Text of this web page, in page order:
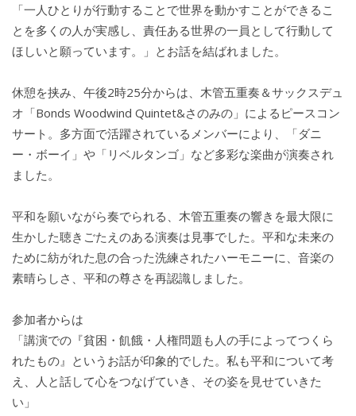
「一人ひとりが行動することで世界を動かすことができるこ
とを多くの人が実感し、責任ある世界の一員として行動して
ほしいと願っています。」とお話を結ばれました。
休憩を挟み、午後2時25分からは、木管五重奏＆サックスデュ
オ「Bonds Woodwind Quintet&さのみの」によるピースコン
サート。多方面で活躍されているメンバーにより、「ダニ
ー・ボーイ」や「リベルタンゴ」など多彩な楽曲が演奏され
ました。
平和を願いながら奏でられる、木管五重奏の響きを最大限に
生かした聴きごたえのある演奏は見事でした。平和な未来の
ために紡がれた息の合った洗練されたハーモニーに、音楽の
素晴らしさ、平和の尊さを再認識しました。
参加者からは
「講演での『貧困・飢餓・人権問題も人の手によってつくら
れたもの』というお話が印象的でした。私も平和について考
え、人と話して心をつなげていき、その姿を見せていきた
い」